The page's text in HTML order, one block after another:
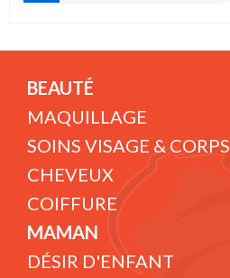
BEAUTÉ
MAQUILLAGE
SOINS VISAGE & CORPS
CHEVEUX
COIFFURE
MAMAN
DÉSIR D'ENFANT